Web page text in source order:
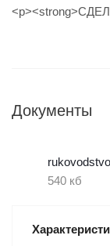
Документы
540 кб